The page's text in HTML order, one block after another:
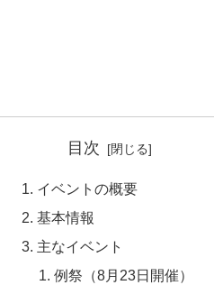
目次
イベントの概要
基本情報
主なイベント
例祭（8月23日開催）